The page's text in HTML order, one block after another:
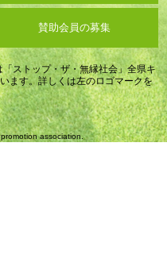
賛助会員の募集
ストップ・ザ・無縁社会」全県キ
ます。詳しくは左のロゴマークを
association.